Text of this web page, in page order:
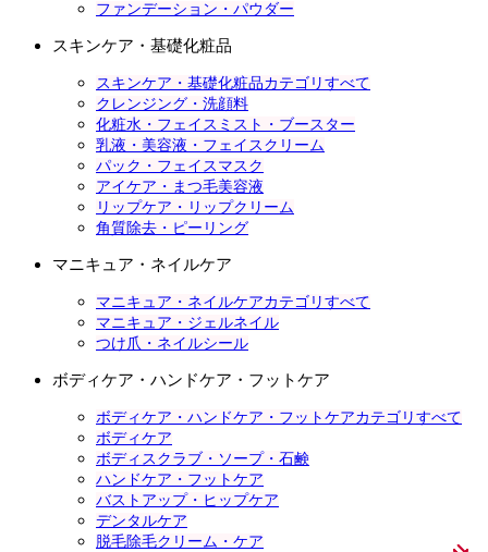
ファンデーション・パウダー
スキンケア・基礎化粧品
スキンケア・基礎化粧品カテゴリすべて
クレンジング・洗顔料
化粧水・フェイスミスト・ブースター
乳液・美容液・フェイスクリーム
パック・フェイスマスク
アイケア・まつ毛美容液
リップケア・リップクリーム
角質除去・ピーリング
マニキュア・ネイルケア
マニキュア・ネイルケアカテゴリすべて
マニキュア・ジェルネイル
つけ爪・ネイルシール
ボディケア・ハンドケア・フットケア
ボディケア・ハンドケア・フットケアカテゴリすべて
ボディケア
ボディスクラブ・ソープ・石鹸
ハンドケア・フットケア
バストアップ・ヒップケア
デンタルケア
脱毛除毛クリーム・ケア